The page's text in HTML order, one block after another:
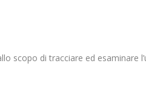
scopo di tracciare ed esaminare